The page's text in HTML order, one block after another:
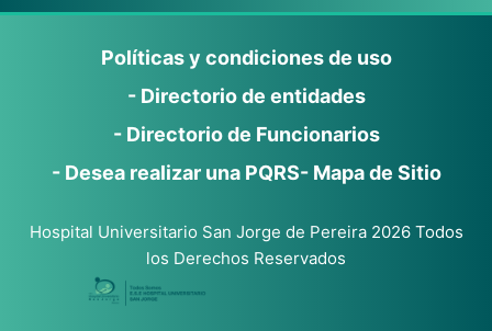
Políticas y condiciones de uso
- Directorio de entidades
- Directorio de Funcionarios
- Desea realizar una PQRS- Mapa de Sitio
Hospital Universitario San Jorge de Pereira 2026 Todos
los Derechos Reservados